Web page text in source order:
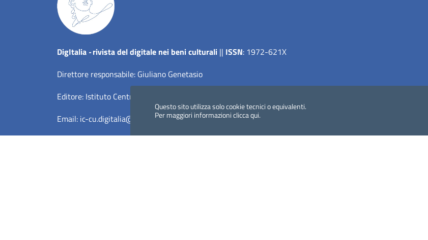
Questo sito utilizza solo cookie tecnici o equivalenti.
Per maggiori informazioniclicca qui.
DigItalia -rivista del digitale nei beni culturali || ISSN: 1972-621X
Direttore responsabile: Giuliano Genetasio
Editore: Istituto Centrale per il Catalogo Unico delle biblioteche italiane (ICCU)
Email: ic-cu.digitalia@cultura.gov.it